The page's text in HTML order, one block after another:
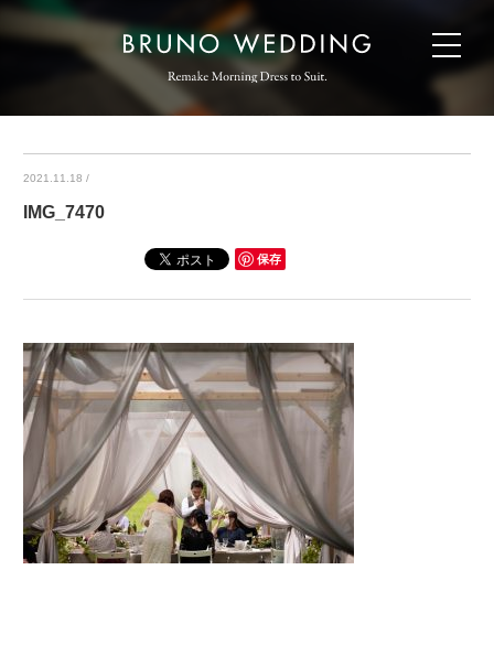
2021.11.18 /
IMG_7470
保存